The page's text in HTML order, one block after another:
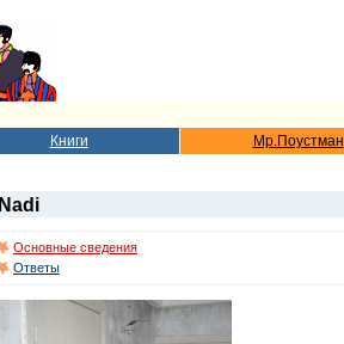
Книги Мр.Поустман
Nadi
Основные сведения
Ответы